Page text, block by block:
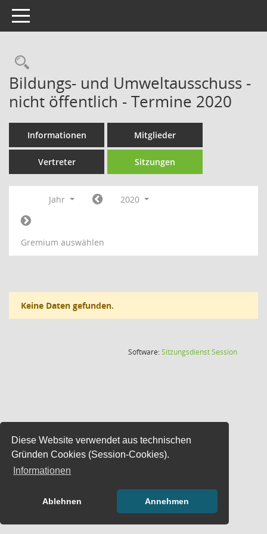
Diese Website verwendet aus technischen
Gründen Cookies (Session-Cookies).
Informationen
Ablehnen Annehmen
Toggle navigation
Rechercheauswahl
Bildungs- und Umweltausschuss -
nicht öffentlich - Termine 2020
Informationen Mitglieder
Vertreter Sitzungen
Jahr 2020
Gremium auswählen
Keine Daten gefunden.
Software:SitzungsdienstSession(Wird in